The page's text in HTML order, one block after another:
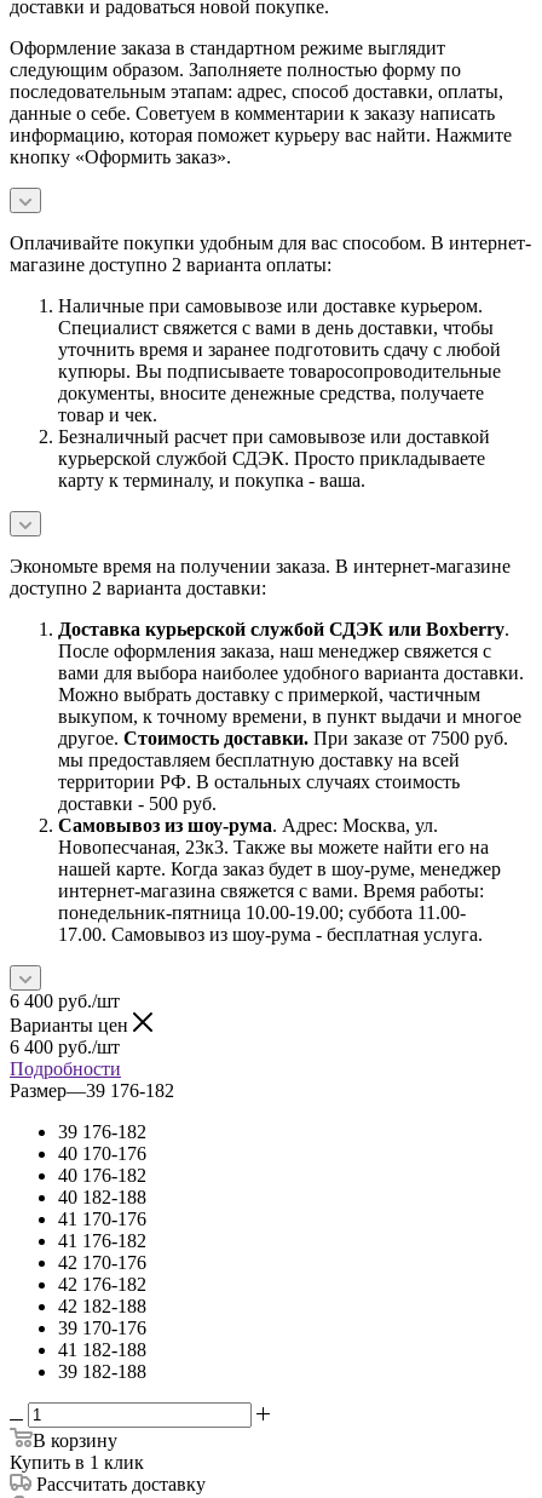
доставки и радоваться новой покупке.
Оформление заказа в стандартном режиме выглядит
следующим образом. Заполняете полностью форму по
последовательным этапам: адрес, способ доставки, оплаты,
данные о себе. Советуем в комментарии к заказу написать
информацию, которая поможет курьеру вас найти. Нажмите
кнопку «Оформить заказ».
Оплачивайте покупки удобным для вас способом. В интернет-
магазине доступно 2 варианта оплаты:
Наличные при самовывозе или доставке курьером.
Специалист свяжется с вами в день доставки, чтобы
уточнить время и заранее подготовить сдачу с любой
купюры. Вы подписываете товаросопроводительные
документы, вносите денежные средства, получаете
товар и чек.
Безналичный расчет при самовывозе или доставкой
курьерской службой СДЭК. Просто прикладываете
карту к терминалу, и покупка - ваша.
Экономьте время на получении заказа. В интернет-магазине
доступно 2 варианта доставки:
Доставка курьерской службой СДЭК или Boxberry.
После оформления заказа, наш менеджер свяжется с
вами для выбора наиболее удобного варианта доставки.
Можно выбрать доставку с примеркой, частичным
выкупом, к точному времени, в пункт выдачи и многое
другое. Стоимость доставки. При заказе от 7500 руб.
мы предоставляем бесплатную доставку на всей
территории РФ. В остальных случаях стоимость
доставки - 500 руб.
Самовывоз из шоу-рума. Адрес: Москва, ул.
Новопесчаная, 23к3. Также вы можете найти его на
нашей карте. Когда заказ будет в шоу-руме, менеджер
интернет-магазина свяжется с вами. Время работы:
понедельник-пятница 10.00-19.00; суббота 11.00-
17.00. Самовывоз из шоу-рума - бесплатная услуга.
6 400 руб./шт
Варианты цен
6 400 руб./шт
Подробности
Размер—39 176-182
39 176-182
40 170-176
40 176-182
40 182-188
41 170-176
41 176-182
42 170-176
42 176-182
42 182-188
39 170-176
41 182-188
39 182-188
В корзину
Купить в 1 клик
Рассчитать доставку